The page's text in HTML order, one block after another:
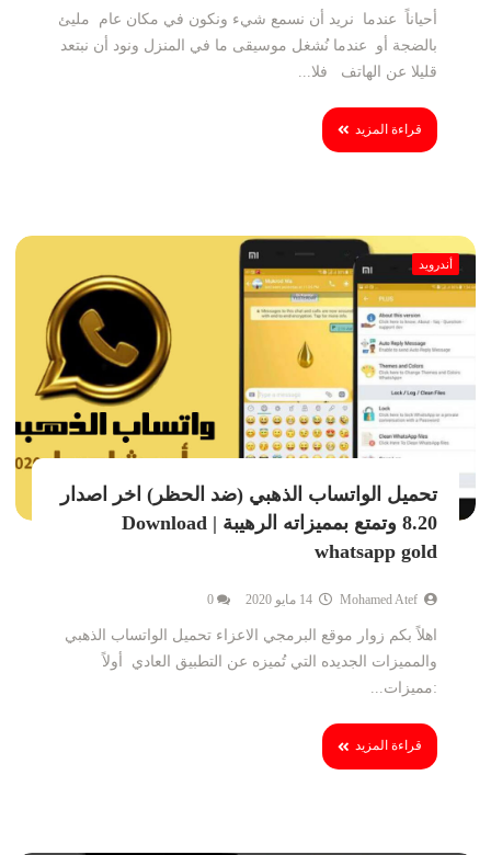
أحياناً عندما نريد أن نسمع شيء ونكون في مكان عام مليئ
بالضجة أو عندما نُشغل موسيقى ما في المنزل ونود أن نبتعد
قليلا عن الهاتف فلا...
قراءة المزيد
أندرويد
تحميل الواتساب الذهبي (ضد الحظر) اخر اصدار
8.20 وتمتع بمميزاته الرهيبة | Download
whatsapp gold
Mohamed Atef
0
اهلاً بكم زوار موقع البرمجي الاعزاء تحميل الواتساب الذهبي
والمميزات الجديده التي تُميزه عن التطبيق العادي أولاً
:مميزات...
قراءة المزيد